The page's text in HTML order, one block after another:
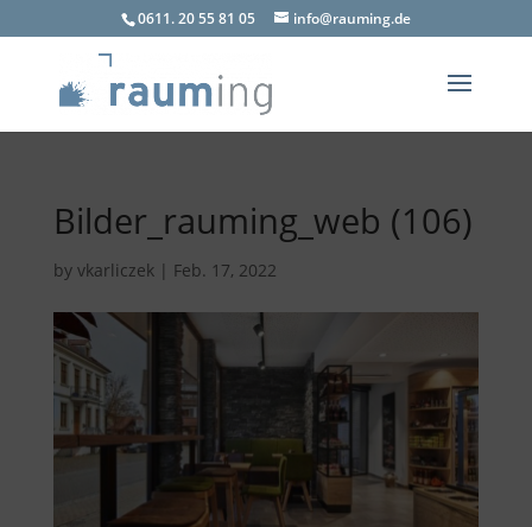
0611. 20 55 81 05 info@rauming.de
Bilder_rauming_web (106)
by vkarliczek| Feb. 17, 2022